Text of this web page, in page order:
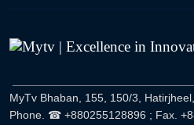
MyTv Bhaban, 155, 150/3,
Phone. ☎ +880255128896 ; Fax.